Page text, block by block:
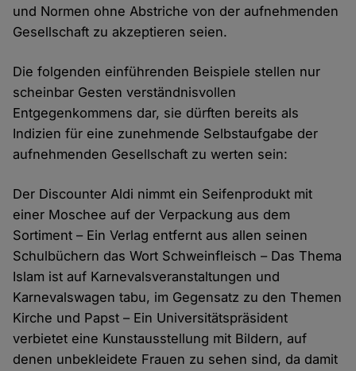
und Normen ohne Abstriche von der aufnehmenden
Gesellschaft zu akzeptieren seien.
Die folgenden einführenden Beispiele stellen nur
scheinbar Gesten verständnisvollen
Entgegenkommens dar, sie dürften bereits als
Indizien für eine zunehmende Selbstaufgabe der
aufnehmenden Gesellschaft zu werten sein:
Der Discounter Aldi nimmt ein Seifenprodukt mit
einer Moschee auf der Verpackung aus dem
Sortiment – Ein Verlag entfernt aus allen seinen
Schulbüchern das Wort Schweinfleisch – Das Thema
Islam ist auf Karnevalsveranstaltungen und
Karnevalswagen tabu, im Gegensatz zu den Themen
Kirche und Papst – Ein Universitätspräsident
verbietet eine Kunstausstellung mit Bildern, auf
denen unbekleidete Frauen zu sehen sind, da damit